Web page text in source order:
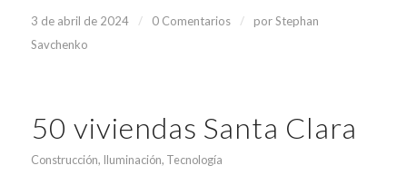
3 de abril de 2024 / 0 Comentarios / porStephan
Savchenko
50 viviendas Santa Clara
Construcción, Iluminación, Tecnología